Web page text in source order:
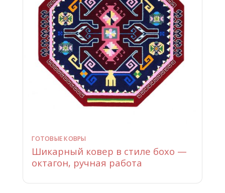
ГОТОВЫЕ КОВРЫ
Шикарный ковер в стиле бохо —
октагон, ручная работа